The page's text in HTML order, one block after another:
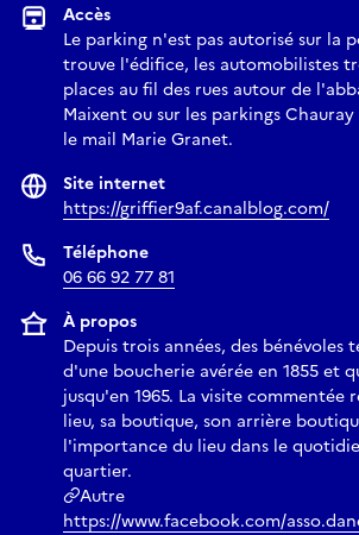
Accès
Le parking n'est pas autorisé sur la
trouve l'édifice, les automobilistes
places au fil des rues autour de
Maixent ou sur les parkings
le mail Marie Granet.
Site internet
https://griffier9af.canalblog.com/
Téléphone
06 66 92 77 81
À propos
Depuis trois années, des bénévoles
d'une boucherie avérée en 1855 et
jusqu'en 1965. La visite
lieu, sa boutique, son arrière
l'importance du lieu dans le
quartier.
Autre
https://www.facebook.com/